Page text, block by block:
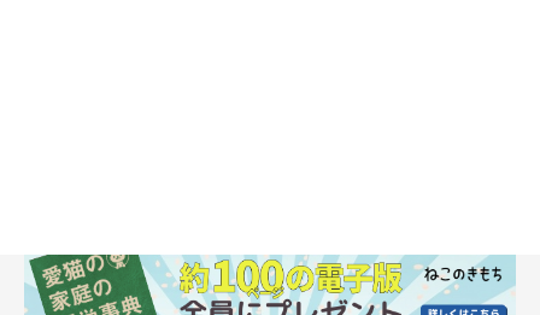
獣医師：
「春から秋にかけて、夕方から夜に集まることが多いといわれて